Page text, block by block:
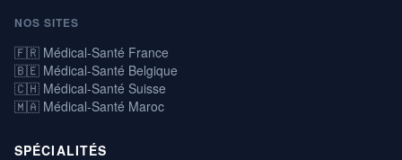
NOS SITES
🇫🇷 Médical-Santé France
🇧🇪 Médical-Santé Belgique
🇨🇭 Médical-Santé Suisse
🇲🇦 Médical-Santé Maroc
SPÉCIALITÉS